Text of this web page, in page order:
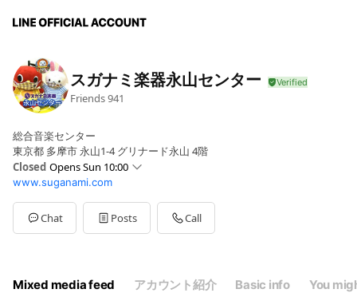
スガナミ楽器永山センター
Friends941
総合音楽センター
東京都 多摩市 永山1-4 グリナード永山 4階
Closed Opens Sun 10:00
Sun10:00 - 17:30
Mon10:00 - 21:00
Tue10:00 - 21:00
Wed10:00 - 21:00
Sat
09:00 - 21:00
www.suganami.com
Chat Posts Call
Mixed media feed アカウント紹介 Basic info You